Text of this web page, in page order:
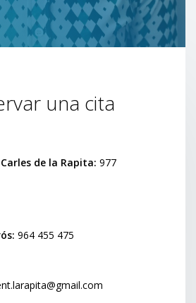
una cita
de la Rapita: 977
964 455 475